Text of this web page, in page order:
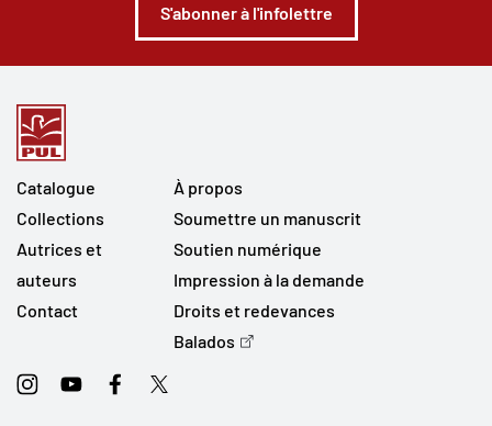
S'abonner à l'infolettre
Catalogue
Collections
Autrices et
auteurs
Contact
À propos
Soumettre un manuscrit
Soutien numérique
Impression à la demande
Droits et redevances
Balados
InstagramYoutubeFacebookTwitter